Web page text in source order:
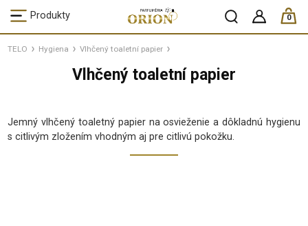
Produkty 0
ks /
TELO Hygiena Vlhčený toaletní papier
Vlhčený toaletní papier
Jemný vlhčený toaletný papier na osvieženie a dôkladnú hygienu
s citlivým zložením vhodným aj pre citlivú pokožku.